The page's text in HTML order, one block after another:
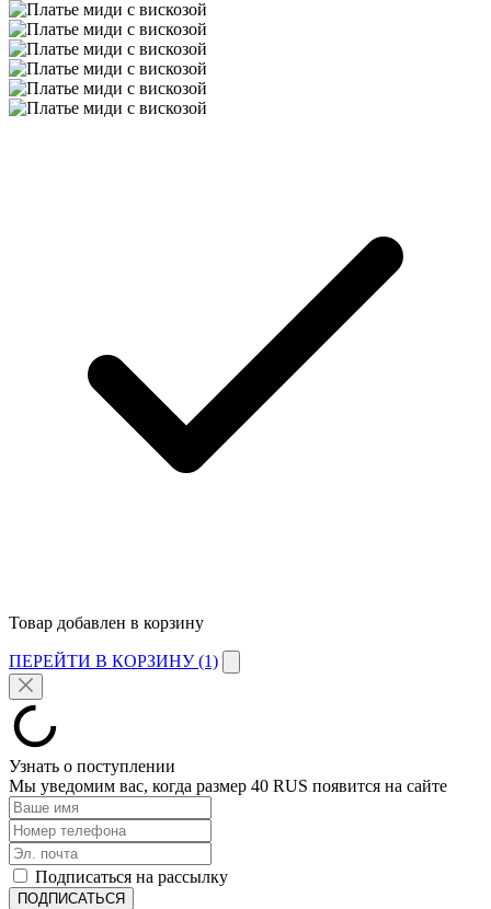
Товар добавлен в корзину
ПЕРЕЙТИ В КОРЗИНУ (1)
Узнать о поступлении
Мы уведомим вас, когда размер 40 RUS появится на сайте
Подписаться на рассылку